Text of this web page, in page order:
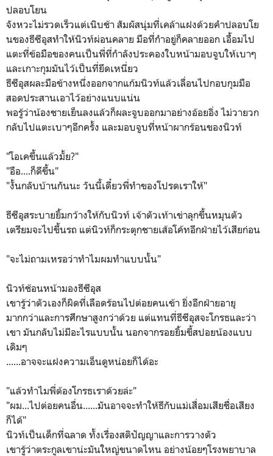
ปลอบโยน
จังหวะไม่รวดเร็วแต่เนิบช้า สัมผัสนุ่มที่เคล้าแฝงด้วยคำปลอบโย
นของธีซีอุสทำให้นิวท์ผ่อนคลาย มือที่กำอยู่ก็คลายออก เอื้อมไป
แตะที่ข้อมือของคนเป็นพี่ที่กำลังประคองใบหน้ามอบจูบให้เบาๆ
และเกาะกุมมันไว้เป็นที่ยึดเหนี่ยว
ธีซีอุสผละมือข้างหนึ่งออกจากแก้มนิวท์แล้วเลื่อนไปกอบกุมมือ
สอดประสานเอาไว้อย่างแนบแน่น
พอรู้ว่าน้องชายเย็นลงแล้วก็ผละจูบออกมาอย่างอ้อยอิ่ง ไม่วายวก
กลับไปแตะเบาๆอีกครั้ง และมอบจูบที่หน้าผากร้อนของนิวท์
"โอเคขึ้นแล้วมั้ย?"
"อือ....ก็ดีขึ้น"
"งั้นกลับบ้านกันนะ วันนี้เดี๋ยวพี่ทำของโปรดเราให้"
ธีซีอุสระบายยิ้มกว้างให้กับนิวท์ เจ้าตัวเท้าเข่าลุกขึ้นหมุนตัว
เตรียมจะไปขึ้นรถ แต่นิวท์ก็กระตุกชายเส้อโค้ทอีกฝ่ายไว้เสียก่อน
"จะไม่ถามเหรอว่าทำไมผมทำแบบนั้น"
นิวท์ช้อนหน้ามองธีซีอุส
เขารู้ว่าตัวเองก็ผิดที่เลือดร้อนไปต่อยคนเข้า ยิ่งอีกฝ่ายอายุ
มากกว่าและการศึกษาสูงกว่าด้วย แต่แทนที่ธีซีอุสจะโกรธและว่า
เขา มันกลับไม่มีอะไรแบบนั้น นอกจากรอยยิ้มขี้สปอยน้องแบบ
เดิมๆ
......อาจจะแฝงความเอ็นดูหน่อยก็ได้อะ
"แล้วทำไมพี่ต้องโกรธเราด้วยล่ะ"
"ผม...ไปต่อยคนอื่น......มันอาจจะทำให้ธีกับแม่เสื่อมเสียชื่อเสียง
ก็ได้"
นิวท์เป็นเด็กที่ฉลาด ทั้งเรื่องสติปัญญาและการวางตัว
เขารู้ว่าตระกูลเขาน่ะมันใหญ่ขนาดไหน อย่างน้อยๆโรงพยาบาล